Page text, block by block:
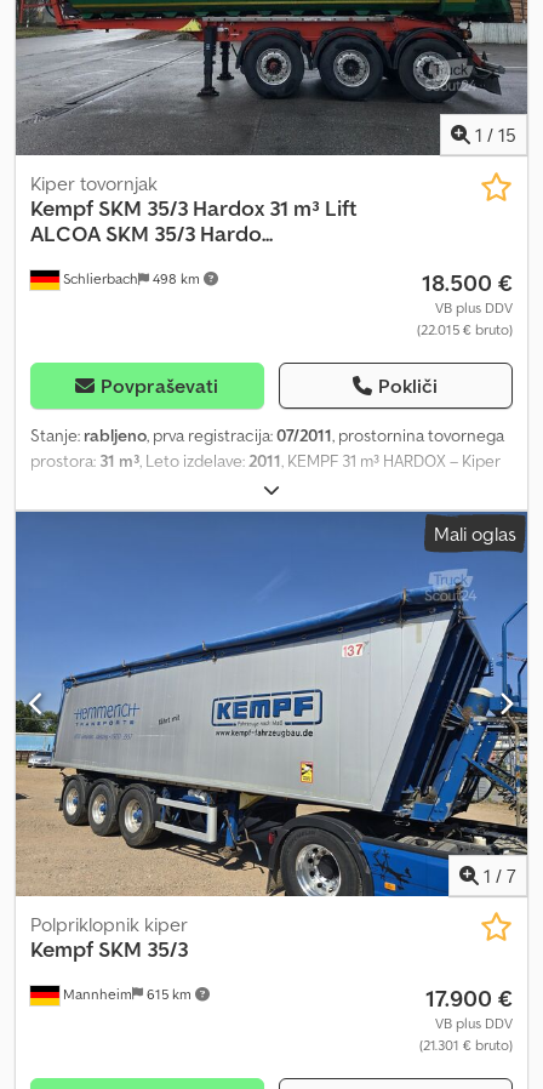
1 / 15
Schlierbach 498 km
Kiper tovornjak
Kempf SKM 35/3 Hardox 31 m³ Lift
ALCOA SKM 35/3 Hardo...
18.500 €
VB plus DDV
(22.015 € bruto)
Povpraševati Pokliči
Stanje: rabljeno, prva registracija:07/2011, prostornina tovornega
prostora: 31 m³, Leto izdelave:2011, KEMPF 31 m³ HARDOX – Kiper
polpriklopnik z rolo ponjavo in dvižno osjo !! Odlično stanje !! •
Kolutne zavore • ABS • Zračno vzmetenje • Dvižna os • 3 x 9 t SAF
osi z zračnim vzmetenjem • Naprava za dvig/spust • Zavora za
Skladiščna omarica • Zrnat izpust • Hidravlično zadnje vrat •
Velikost pnevmatik: 385/65 R22.5 na jeklenih platiščih • Globina
profila: 6/7/6/9/5/5 mm Crjdpfswmpmyjx Apvjf • ALCOA platišča •
Dovoljena skupna masa: 35.000 kg • Lastna masa: 6.580 kg •
Notranje mere (pribl.): 9.000 x 2.450 x 1.600 mm - Tehnični pregled:
nov! Napake in vmesna prodaja pridržane!
Mali oglas
1 / 7
Mannheim 615 km
Polpriklopnik kiper
Kempf SKM 35/3
17.900 €
VB plus DDV
(21.301 € bruto)